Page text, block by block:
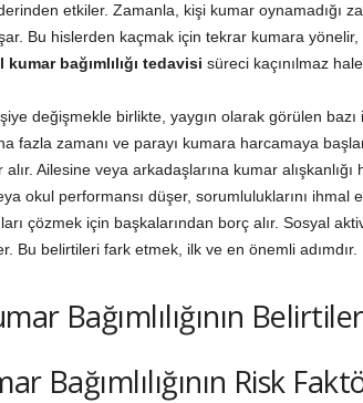
etkiler. Zamanla, kişi kumar oynamadığı
Bu hislerden kaçmak için tekrar kumara yönelir,
kumar bağımlılığı tedavisi süreci kaçınılmaz
değişmekle birlikte, yaygın olarak görülen
fazla zamanı ve parayı kumara harcamaya
Ailesine veya arkadaşlarına kumar
okul performansı düşer, sorumluluklarını ihmal
çözmek için başkalarından borç alır. Sosyal
Bu belirtileri fark etmek, ilk ve en önemli adımdır.
Bağımlılığının Risk